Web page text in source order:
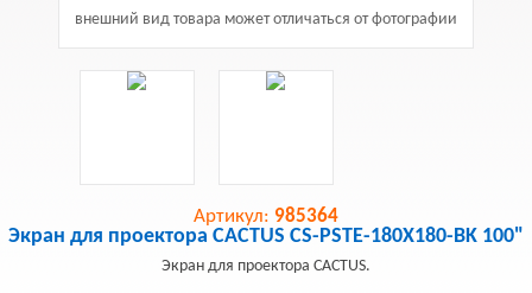
внешний вид товара может отличаться от фотографии
Артикул: 985364
Экран для проектора CACTUS CS-PSTE-180X180-BK 100"
Экран для проектора CACTUS.